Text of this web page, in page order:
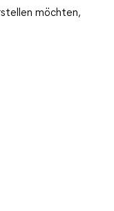
möchten,